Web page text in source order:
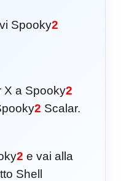
Spooky2
X a Spooky2
2 Scalar.
2 e vai alla
Shell